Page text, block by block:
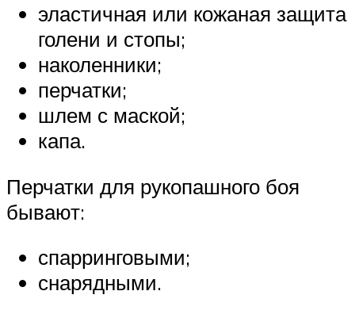
эластичная или кожаная защита
голени и стопы;
наколенники;
перчатки;
шлем с маской;
капа.
Перчатки для рукопашного боя
бывают:
спарринговыми;
снарядными.